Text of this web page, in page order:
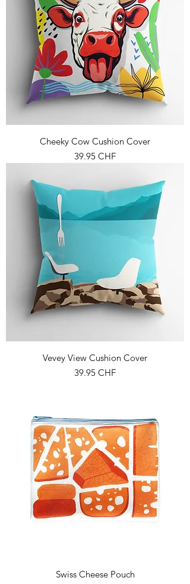
Cheeky Cow Cushion Cover
Prix
39.95 CHF
Vevey View Cushion Cover
Prix
39.95 CHF
Swiss Cheese Pouch